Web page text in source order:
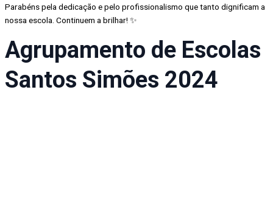
Parabéns pela dedicação e pelo profissionalismo que tanto dignificam a
nossa escola. Continuem a brilhar! ✨
Agrupamento de Escolas
Santos Simões 2024